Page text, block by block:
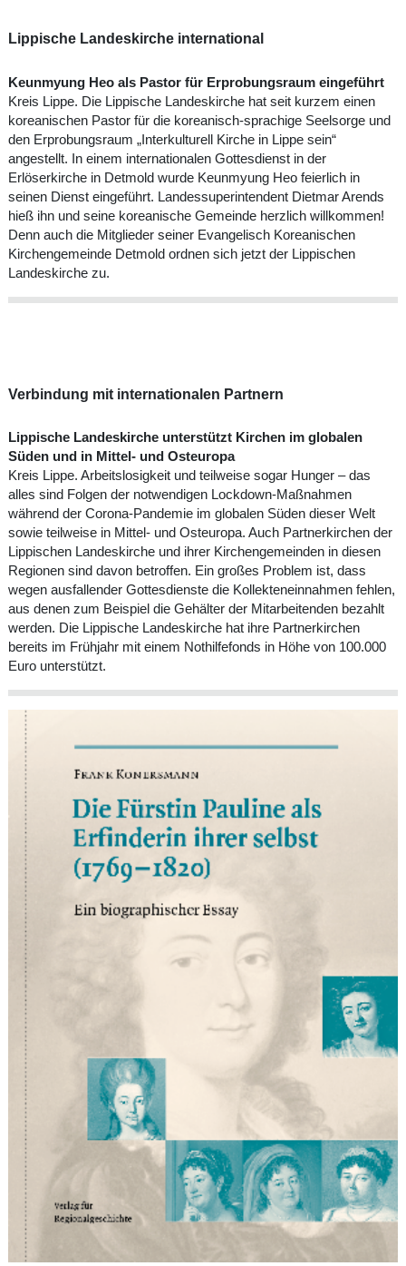
Lippische Landeskirche international
Keunmyung Heo als Pastor für Erprobungsraum eingeführt
Kreis Lippe. Die Lippische Landeskirche hat seit kurzem einen
koreanischen Pastor für die koreanisch-sprachige Seelsorge und
den Erprobungsraum „Interkulturell Kirche in Lippe sein“
angestellt. In einem internationalen Gottesdienst in der
Erlöserkirche in Detmold wurde Keunmyung Heo feierlich in
seinen Dienst eingeführt. Landessuperintendent Dietmar Arends
hieß ihn und seine koreanische Gemeinde herzlich willkommen!
Denn auch die Mitglieder seiner Evangelisch Koreanischen
Kirchengemeinde Detmold ordnen sich jetzt der Lippischen
Landeskirche zu.
Verbindung mit internationalen Partnern
Lippische Landeskirche unterstützt Kirchen im globalen
Süden und in Mittel- und Osteuropa
Kreis Lippe. Arbeitslosigkeit und teilweise sogar Hunger – das
alles sind Folgen der notwendigen Lockdown-Maßnahmen
während der Corona-Pandemie im globalen Süden dieser Welt
sowie teilweise in Mittel- und Osteuropa. Auch Partnerkirchen der
Lippischen Landeskirche und ihrer Kirchengemeinden in diesen
Regionen sind davon betroffen. Ein großes Problem ist, dass
wegen ausfallender Gottesdienste die Kollekteneinnahmen fehlen,
aus denen zum Beispiel die Gehälter der Mitarbeitenden bezahlt
werden. Die Lippische Landeskirche hat ihre Partnerkirchen
bereits im Frühjahr mit einem Nothilfefonds in Höhe von 100.000
Euro unterstützt.